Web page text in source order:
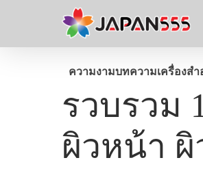
ความงามบทความเครื่องส
รวบรวม
ผิวหน้า ผิ